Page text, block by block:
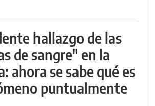
hallazgo de las
de sangre" en la
ahora se sabe qué es
puntualmente